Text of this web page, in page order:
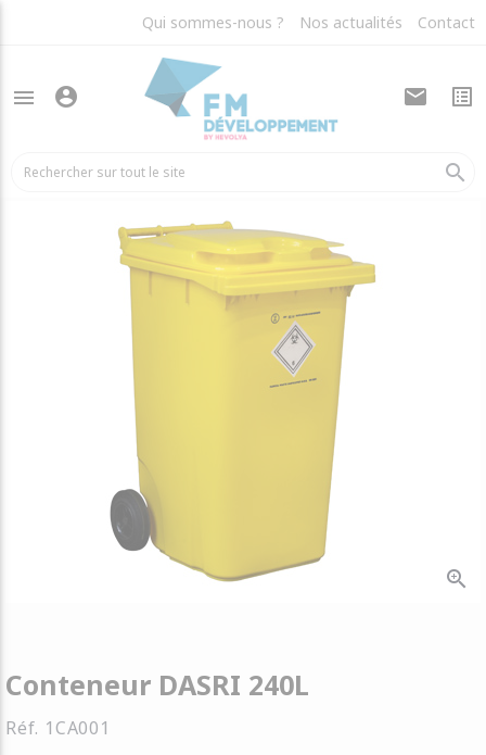
Qui sommes-nous ? Nos actualités Contact
menu account_circle mail list_alt
search
arrow_back Bacs plastiques DASRI
zoom_in
Conteneur DASRI 240L
Réf. 1CA001